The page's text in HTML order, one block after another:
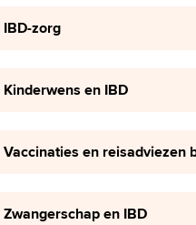
IBD-zorg
Kinderwens en IBD
Vaccinaties en reisadviezen
Zwangerschap en IBD